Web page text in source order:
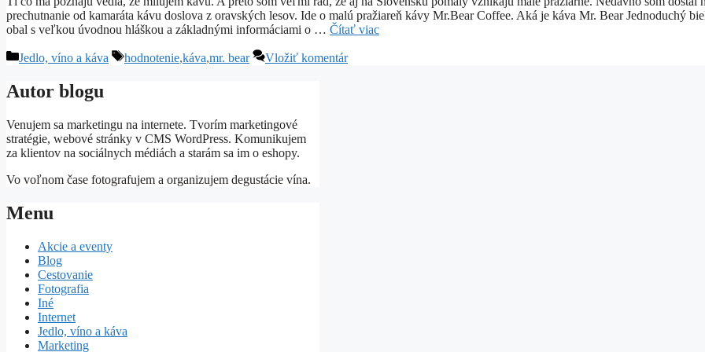
prechutnanie od kamaráta kávu doslova z oravských lesov. Ide o malú pražiareň kávy Mr.Bear Coffee. Aká je káva Mr. Bear Jednoduchý
obal s veľkou úvodnou hláškou a základnými informáciami o … Čítať viac
Kategórie
Jedlo, víno a káva Značky
hodnotenie,káva,mr. bear Vložiť komentár
Autor blogu
Venujem sa marketingu na internete. Tvorím marketingové
stratégie, webové stránky v CMS WordPress. Komunikujem
za klientov na sociálnych médiách a starám sa im o eshopy.
Vo voľnom čase fotografujem a organizujem degustácie vína.
Menu
Akcie a eventy
Blog
Cestovanie
Fotografia
Iné
Internet
Jedlo, víno a káva
Marketing